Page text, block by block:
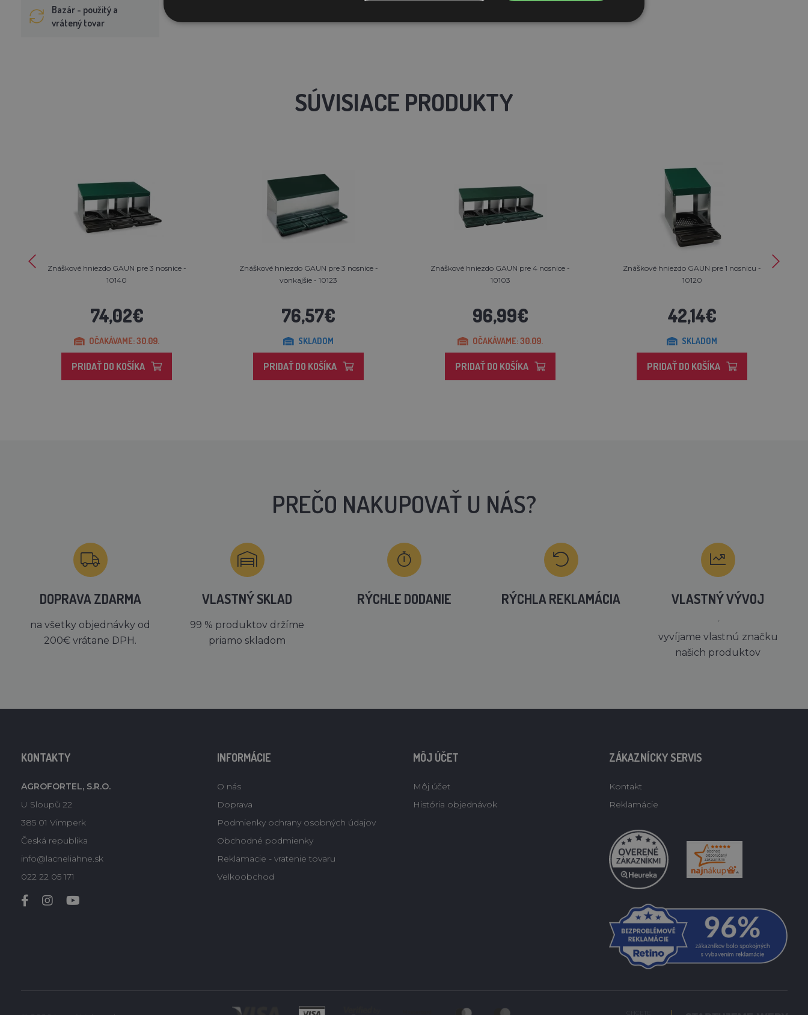
Bazár - použitý a
vrátený tovar
SÚVISIACE PRODUKTY
Znáškové hniezdo GAUN pre 3 nosnice -
10140
74,02€
OČAKÁVAME: 30.09.
PRIDAŤ DO KOŠÍKA
Znáškové hniezdo GAUN pre 3 nosnice -
vonkajšie - 10123
76,57€
SKLADOM
PRIDAŤ DO KOŠÍKA
Znáškové hniezdo GAUN pre 4 nosnice -
10103
96,99€
OČAKÁVAME: 30.09.
PRIDAŤ DO KOŠÍKA
Znáškové hniezdo GAUN pre 1 nosnicu -
10120
42,14€
SKLADOM
PRIDAŤ DO KOŠÍKA
PREČO NAKUPOVAŤ U NÁS?
DOPRAVA ZDARMA
na všetky objednávky od
200€ vrátane DPH.
VLASTNÝ SKLAD
99 % produktov držíme
priamo skladom
RÝCHLE DODANIE RÝCHLA REKLAMÁCIA VLASTNÝ VÝVOJ
´
vyvíjame vlastnú značku
našich produktov
KONTAKTY
AGROFORTEL, S.R.O.
U Sloupů 22
385 01 Vimperk
Česká republika
info@lacneliahne.sk
022 22 05 171
INFORMÁCIE
O nás
Doprava
Podmienky ochrany osobných údajov
Obchodné podmienky
Reklamacie - vratenie tovaru
Velkoobchod
MÔJ ÚČET
Môj účet
História objednávok
ZÁKAZNÍCKY SERVIS
Kontakt
Reklamácie